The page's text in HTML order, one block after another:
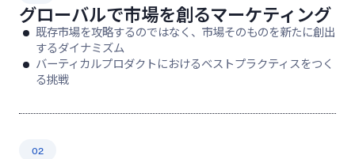
グローバルで市場を創るマーケティング
既存市場を攻略するのではなく、市場そのものを新たに創出
するダイナミズム
バーティカルプロダクトにおけるベストプラクティスをつく
る挑戦
02